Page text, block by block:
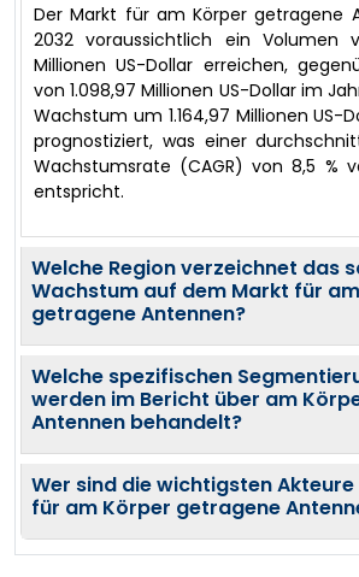
Der Markt für am Körper getragene
2032 voraussichtlich ein Volumen
Millionen US-Dollar erreichen,
von 1.098,97 Millionen US-Dollar im
Wachstum um 1.164,97 Millionen US-
prognostiziert, was einer
Wachstumsrate (CAGR) von 8,5 %
entspricht.
Welche Region verzeichnet das
Wachstum auf dem Markt für
getragene Antennen?
Welche spezifischen
werden im Bericht über am
Antennen behandelt?
Wer sind die wichtigsten
für am Körper getragene